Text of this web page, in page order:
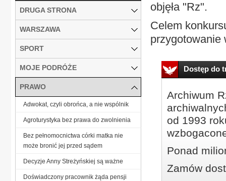
objęła "Rz".
Celem
przygotowanie
Dostęp do
Archiwum
od 1993
Ponad
Zamów
DRUGA STRONA
WARSZAWA
SPORT
MOJE PODRÓŻE
PRAWO
Adwokat, czyli obrońca, a nie wspólnik
Agroturystyka bez prawa do zwolnienia
Bez pełnomocnictwa córki matka nie
może bronić jej przed sądem
Decyzje Anny Streżyńskiej są ważne
Doświadczony pracownik żąda pensji